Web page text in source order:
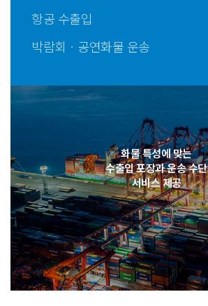
항공 수출입
박람회ㆍ공연화물 운송
화물 특성에 맞는
수출입 포장과 운송 수단
서비스 제공